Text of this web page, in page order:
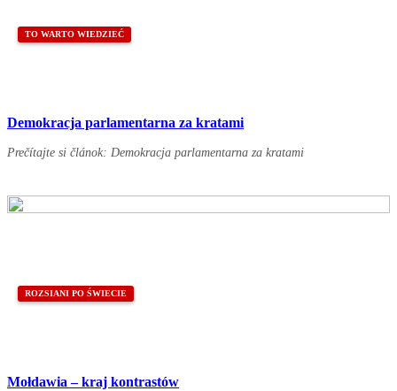
TO WARTO WIEDZIEĆ
Demokracja parlamentarna za kratami
Prečítajte si článok: Demokracja parlamentarna za kratami
ROZSIANI PO ŚWIECIE
Mołdawia – kraj kontrastów